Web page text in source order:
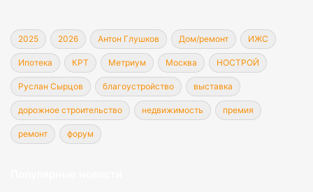
2025 2026 Антон Глушков Дом/ремонт ИЖС
Ипотека КРТ Метриум Москва НОСТРОЙ
Руслан Сырцов благоустройство выставка
дорожное строительство недвижимость премия
ремонт форум